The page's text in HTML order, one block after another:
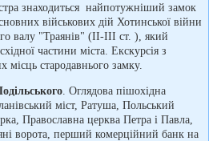
знаходиться найпотужніший замок
військових дій Хотинської війни
валу "Траянів" (II-III ст. ), який
частини міста. Екскурсія з
місць стародавнього замку.
. Оглядова пішохідна
міст, Ратуша, Польський
Православна церква Петра і Павла,
ворота, перший комерційний банк на